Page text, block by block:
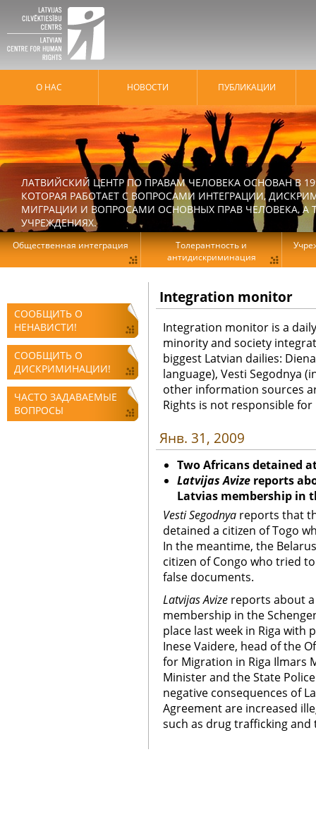
СООБЩИТЬ О
НЕНАВИСТИ!
СООБЩИТЬ О
ДИСКРИМИНАЦИИ!
ЧАСТО ЗАДАВАЕМЫЕ
ВОПРОСЫ
Integration monitor
Integration monitor is a
minority and society
biggest Latvian dailies:
language), Vesti Segodnya
other information sources
Rights is not responsible
Янв. 31, 2009
Two Africans detained
Latvijas Avize reports
Latvias membership in
Vesti Segodnya reports that
detained a citizen of Togo
In the meantime, the
citizen of Congo who tried
false documents.
Latvijas Avize reports about
membership in the
place last week in Riga with
Inese Vaidere, head of the
for Migration in Riga Ilmars
Minister and the State
negative consequences of
Agreement are increased
such as drug trafficking
О НАС HОВОСТИ ПУБЛИКАЦИИ
ЛАТВИЙСКИЙ ЦЕНТР ПО ПРАВАМ ЧЕЛОВЕКА ОСНОВАН В
КОТОРАЯ РАБОТАЕТ С ВОПРОСАМИ ИНТЕГРАЦИИ,
МИГРАЦИИ И ВОПРОСАМИ ОСНОВНЫХ ПРАВ ЧЕЛОВЕКА, А
УЧРЕЖДЕНИЯХ.
Общественная интеграция
Толерантность и
антидискриминация